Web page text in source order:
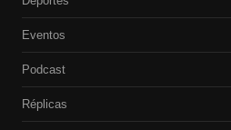
Eventos
Podcast
Réplicas